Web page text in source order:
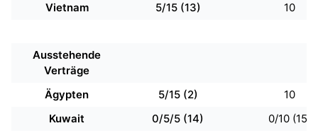
Vietnam
5/15 (13) 10
Ausstehende
Verträge
Ägypten
5/15 (2)
10
Kuwait
0/5/5 (14) 0/10 (15)